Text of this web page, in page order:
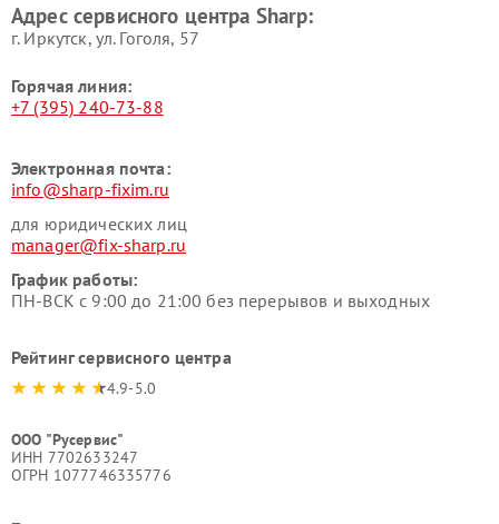
Адрес сервисного центра Sharp:
г. Иркутск, ул. ​Гоголя, 57
Горячая линия:
+7 (395) 240-73-88
Электронная почта:
info@sharp-fixim.ru
для юридических лиц
manager@fix-sharp.ru
График работы:
ПН-ВСК с 9:00 до 21:00 без перерывов и выходных
Рейтинг сервисного центра
4.9-5.0
ООО "Русервис"
ИНН 7702633247
ОГРН 1077746335776